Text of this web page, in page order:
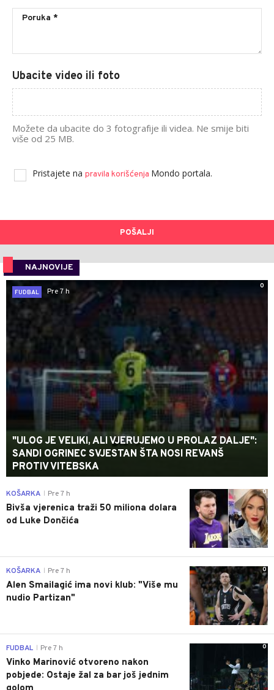
Ubacite video ili foto
Možete da ubacite do 3 fotografije ili videa. Ne smije biti
više od 25 MB.
Pristajete na pravila korišćenja Mondo portala.
POŠALJI
NAJNOVIJE
0
FUDBAL
Pre 7 h
"ULOG JE VELIKI, ALI VJERUJEMO U PROLAZ DALJE":
SANDI OGRINEC SVJESTAN ŠTA NOSI REVANŠ
PROTIV VITEBSKA
0
KOŠARKA Pre 7 h
Bivša vjerenica traži 50 miliona dolara
od Luke Dončića
0
KOŠARKA Pre 7 h
Alen Smailagić ima novi klub: "Više mu
nudio Partizan"
0
FUDBAL Pre 7 h
Vinko Marinović otvoreno nakon
pobjede: Ostaje žal za bar još jednim